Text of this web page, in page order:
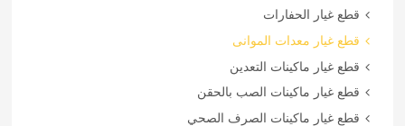
قطع غيار الحفارات
قطع غيار معدات الموانى
قطع غيار ماكينات التعدين
قطع غيار ماكينات الصب بالحقن
قطع غيار ماكينات الصرف الصحي